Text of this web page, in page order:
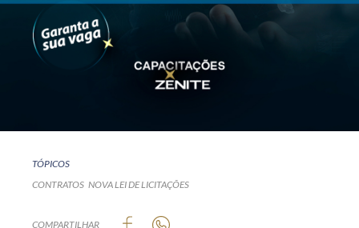
TÓPICOS
CONTRATOS NOVA LEI DE LICITAÇÕES
COMPARTILHAR